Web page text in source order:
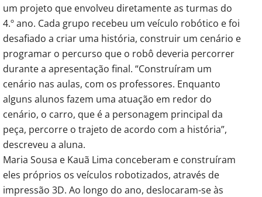
um projeto que envolveu diretamente as turmas do
4.º ano. Cada grupo recebeu um veículo robótico e foi
desafiado a criar uma história, construir um cenário e
programar o percurso que o robô deveria percorrer
durante a apresentação final. “Construíram um
cenário nas aulas, com os professores. Enquanto
alguns alunos fazem uma atuação em redor do
cenário, o carro, que é a personagem principal da
peça, percorre o trajeto de acordo com a história”,
descreveu a aluna.
Maria Sousa e Kauã Lima conceberam e construíram
eles próprios os veículos robotizados, através de
impressão 3D. Ao longo do ano, deslocaram-se às